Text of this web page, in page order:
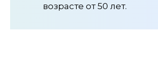
возрасте от 50 лет.